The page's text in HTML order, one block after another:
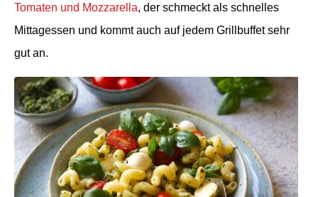
Tomaten und Mozzarella, der schmeckt als schnelles
Mittagessen und kommt auch auf jedem Grillbuffet sehr
gut an.